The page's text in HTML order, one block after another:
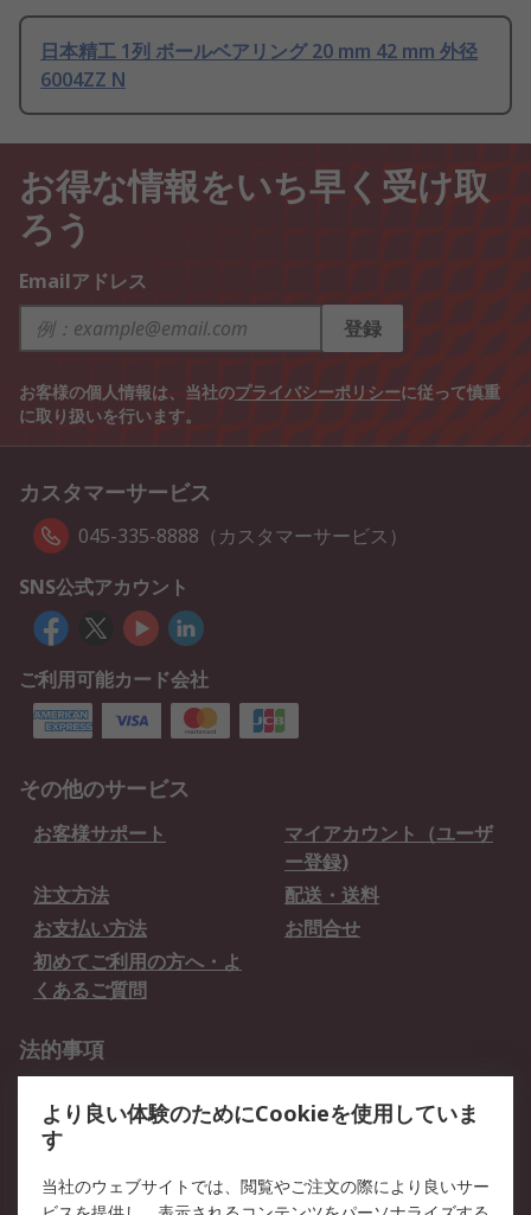
日本精工 1列 ボールベアリング 20 mm 42 mm 外径
6004ZZ N
お得な情報をいち早く受け取
ろう
Emailアドレス
登録
お客様の個人情報は、当社のプライバシーポリシーに従って慎重
に取り扱いを行います。
カスタマーサービス
045-335-8888（カスタマーサービス）
SNS公式アカウント
ご利用可能カード会社
その他のサービス
お客様サポート
マイアカウント（ユーザ
ー登録)
注文方法
配送・送料
お支払い方法
お問合せ
初めてご利用の方へ・よ
くあるご質問
法的事項
クッキーポリシー
RSについて
より良い体験のためにCookieを使用していま
す
当社のウェブサイトでは、閲覧やご注文の際により良いサー